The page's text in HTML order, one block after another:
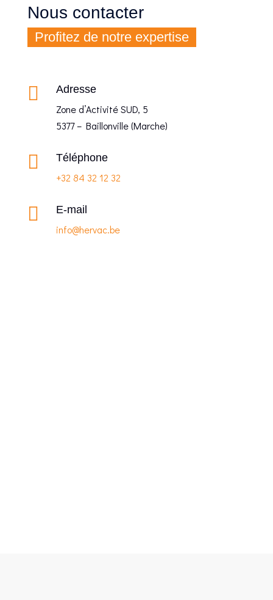
Nous contacter
Profitez de notre expertise
 Adresse
Zone d’Activité SUD, 5
5377– Baillonville (Marche)
 Téléphone
+32 84 32 12 32
 E-mail
info@hervac.be